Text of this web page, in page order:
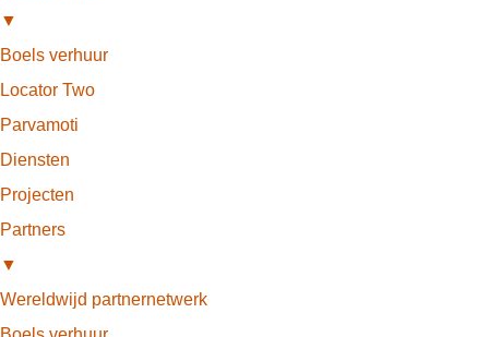
▼
Boels verhuur
Locator Two
Parvamoti
Diensten
Projecten
Partners
▼
Wereldwijd partnernetwerk